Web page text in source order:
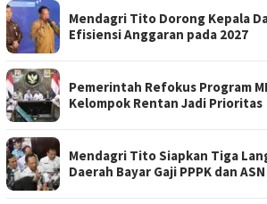
Mendagri Tito Dorong Kepala
Efisiensi Anggaran pada 2027
Pemerintah Refokus Program
Kelompok Rentan Jadi Prioritas
Mendagri Tito Siapkan Tiga
Daerah Bayar Gaji PPPK dan ASN